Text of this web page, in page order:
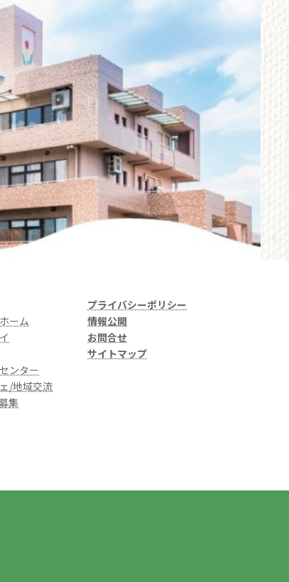
ーム
ンター
/地域交流
集
プライバシーポリシー
情報公開
お問合せ
サイトマップ